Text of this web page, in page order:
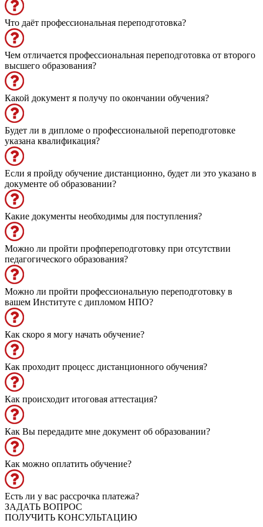
Что даёт профессиональная переподготовка?
Чем отличается профессиональная переподготовка от второго
высшего образования?
Какой документ я получу по окончании обучения?
Будет ли в дипломе о профессиональной переподготовке
указана квалификация?
Если я пройду обучение дистанционно, будет ли это указано в
документе об образовании?
Какие документы необходимы для поступления?
Можно ли пройти профпереподготовку при отсутствии
педагогического образования?
Можно ли пройти профессиональную переподготовку в
вашем Институте с дипломом НПО?
Как скоро я могу начать обучение?
Как проходит процесс дистанционного обучения?
Как происходит итоговая аттестация?
Как Вы передадите мне документ об образовании?
Как можно оплатить обучение?
Есть ли у вас рассрочка платежа?
ЗАДАТЬ ВОПРОС
ПОЛУЧИТЬ КОНСУЛЬТАЦИЮ